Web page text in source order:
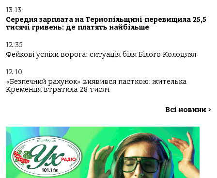
13:13
Середня зарплата на Тернопільщині перевищила 25,5
тисячі гривень: де платять найбільше
12:35
Фейкові успіхи ворога: ситуація біля Білого Колодязя
12:10
«Безпечний рахунок» виявився пасткою: жителька
Кременця втратила 28 тисяч
Всі новини >